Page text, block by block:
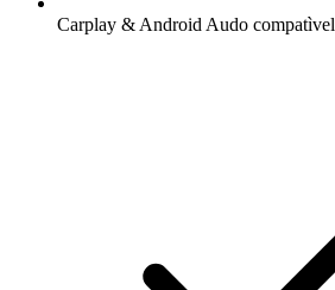
Carplay & Android Audo compatìvel